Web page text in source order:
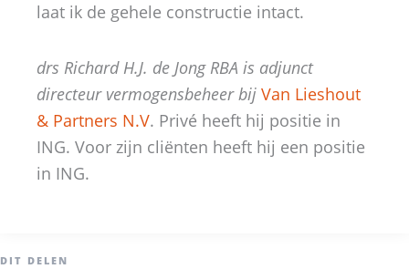
laat ik de gehele constructie intact.
drs Richard H.J. de Jong RBA is adjunct
directeur vermogensbeheer bij Van Lieshout
& Partners N.V. Privé heeft hij positie in
ING. Voor zijn cliënten heeft hij een positie
in ING.